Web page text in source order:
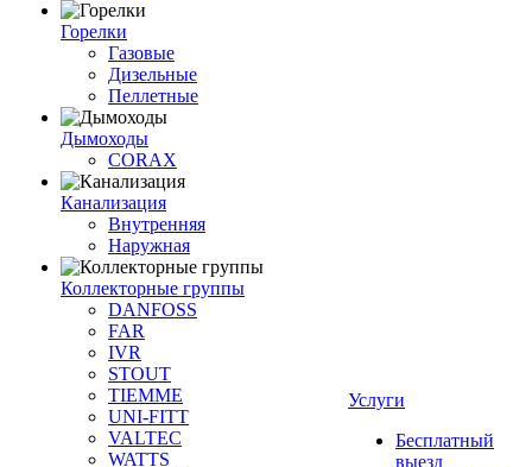
Горелки
Газовые
Дизельные
Пеллетные
Дымоходы
CORAX
Канализация
Внутренняя
Наружная
Коллекторные группы
DANFOSS
FAR
IVR
STOUT
TIEMME
UNI-FITT
VALTEC
WATTS
Услуги
Бесплатный
выезд